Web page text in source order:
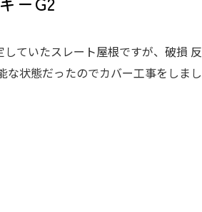
ていたスレート屋根ですが、破損 反
な状態だったのでカバー工事をしまし